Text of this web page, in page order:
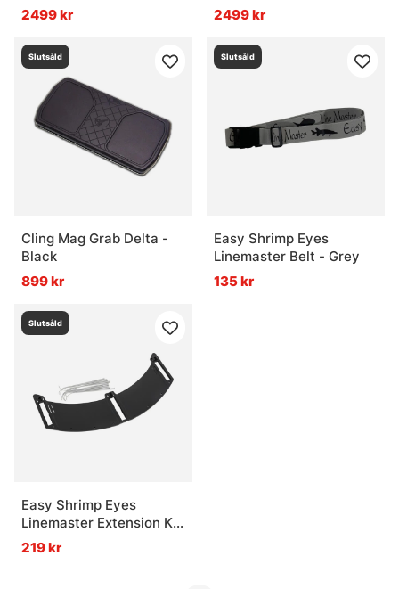
2499 kr
2499 kr
Slutsåld
Cling Mag Grab Delta -
Black
899 kr
Slutsåld
Easy Shrimp Eyes
Linemaster Belt - Grey
135 kr
Slutsåld
Easy Shrimp Eyes
Linemaster Extension Kit
- Black/Grey
219 kr